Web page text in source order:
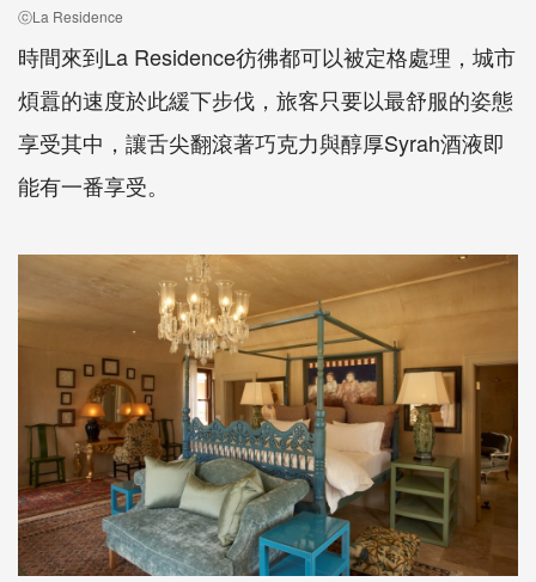
ⓒLa Residence
時間來到La Residence彷彿都可以被定格處理，城市
煩囂的速度於此緩下步伐，旅客只要以最舒服的姿態
享受其中，讓舌尖翻滾著巧克力與醇厚Syrah酒液即
能有一番享受。